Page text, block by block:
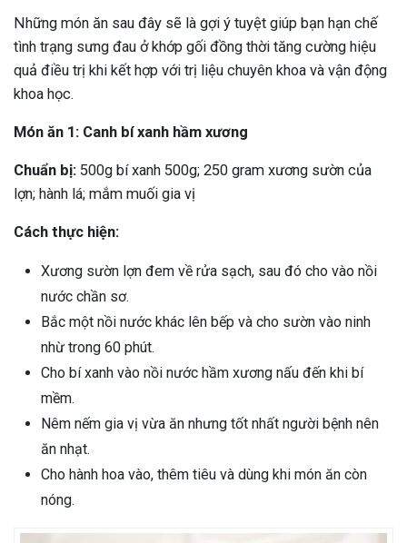
Những món ăn sau đây sẽ là gợi ý tuyệt giúp bạn hạn chế
tình trạng sưng đau ở khớp gối đồng thời tăng cường hiệu
quả điều trị khi kết hợp với trị liệu chuyên khoa và vận động
khoa học.
Món ăn 1: Canh bí xanh hầm xương
Chuẩn bị: 500g bí xanh 500g; 250 gram xương sườn của
lợn; hành lá; mắm muối gia vị
Cách thực hiện:
Xương sườn lợn đem về rửa sạch, sau đó cho vào nồi
nước chần sơ.
Bắc một nồi nước khác lên bếp và cho sườn vào ninh
nhừ trong 60 phút.
Cho bí xanh vào nồi nước hầm xương nấu đến khi bí
mềm.
Nêm nếm gia vị vừa ăn nhưng tốt nhất người bệnh nên
ăn nhạt.
Cho hành hoa vào, thêm tiêu và dùng khi món ăn còn
nóng.